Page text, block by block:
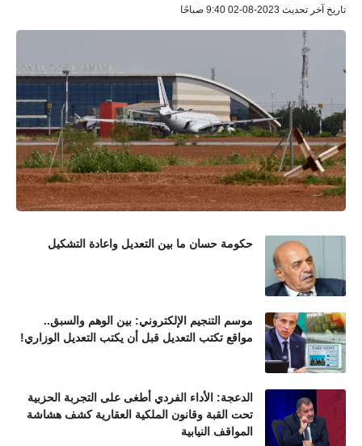
تاريخ آخر تحديث 2023-08-02 9:40 صباحًا
حكومة حسان ما بين التعديل واعادة التشكيل
موسم التنجيم الإلكتروني: بين الوهم والسبق..
مواقع تكتب التعديل قبل أن يكتب التعديل الوزاري!
الدعجة: الأداء الفردي أطغى على التجربة الحزبية
تحت القبة وقانون الملكية العقارية كشف هشاشة
المواقف النيابية